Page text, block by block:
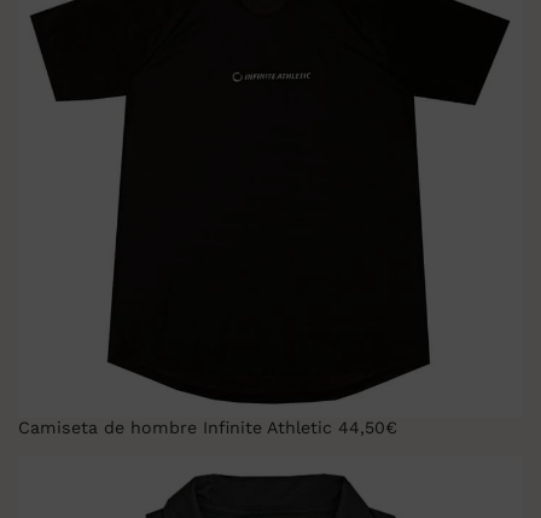
Camiseta de hombre Infinite Athletic 44,50€